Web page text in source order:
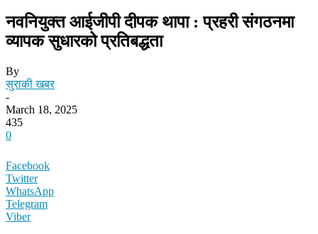
नवनियुक्त आईजीपी दीपक थापा : प्रहरी संगठनमा
व्यापक सुधारको प्रतिबद्धता
By
सुराकी खबर
-
March 18, 2025
435
0
Facebook
Twitter
WhatsApp
Telegram
Viber